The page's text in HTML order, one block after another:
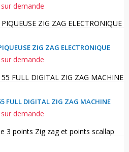
demande
ZIG ZAG ELECTRONIQUE
demande
FULL DIGITAL ZIG ZAG MACHINE
demande